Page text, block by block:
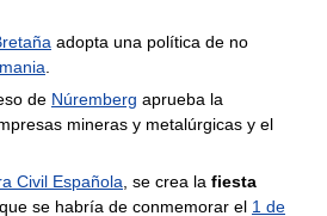
adopta una política de no
de Núremberg aprueba la
mineras y metalúrgicas y el
Civil Española , se crea la fiesta
, que se habría de conmemorar el 1 de